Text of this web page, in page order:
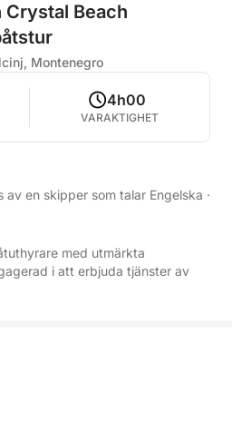
Crystal Beach
Montenegro
4h00
VARAKTIGHET
av en skipper som talar Engelska ·
med utmärkta
i att erbjuda tjänster av